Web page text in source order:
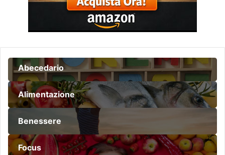
Abecedario
Alimentazione
Benessere
Focus